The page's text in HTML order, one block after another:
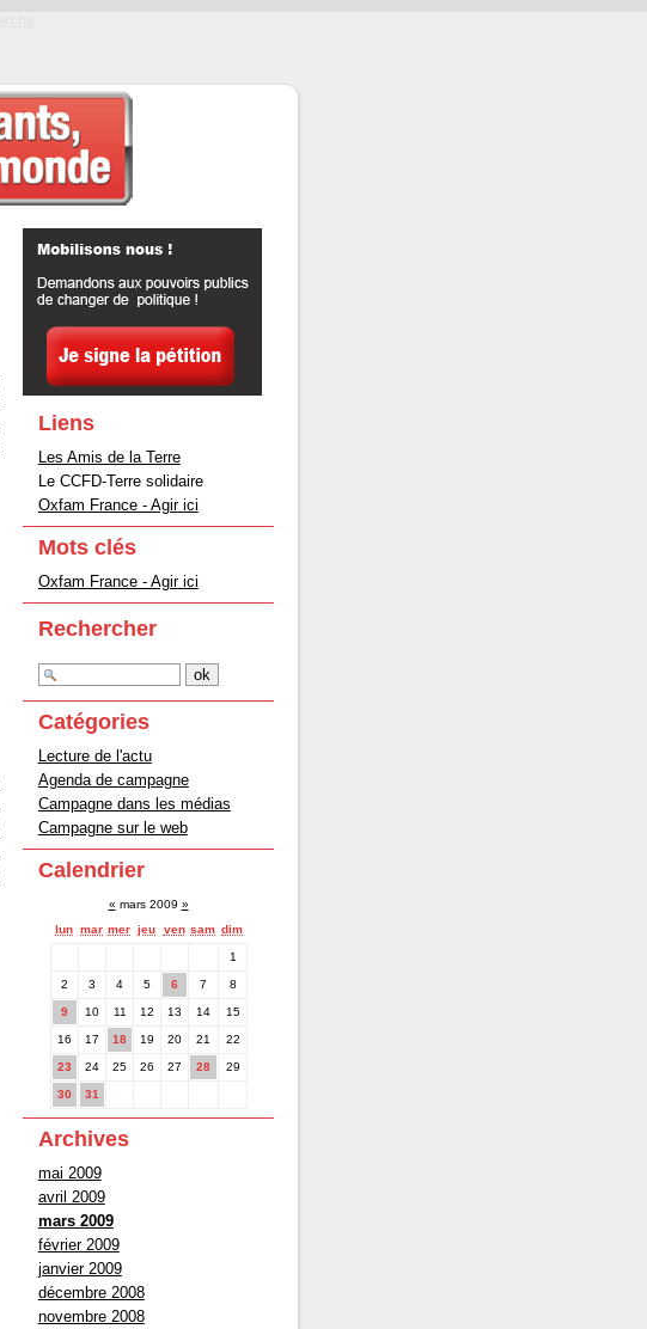
Liens
Les Amis de la Terre
Le CCFD-Terre solidaire
Oxfam France - Agir ici
Mots clés
Oxfam France - Agir ici
Rechercher
Catégories
Lecture de l'actu
Agenda de campagne
Campagne dans les médias
Campagne sur le web
Calendrier
« mars 2009 »
lun mar mer jeu ven sam dim
1
2 3 4 5 6 7 8
9 10 11 12 13 14 15
16 17 18 19 20 21 22
23 24 25 26 27 28 29
30 31
Archives
mai 2009
avril 2009
mars 2009
février 2009
janvier 2009
décembre 2008
novembre 2008